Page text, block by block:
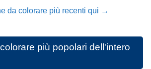
da colorare più recenti qui →
più popolari dell'intero